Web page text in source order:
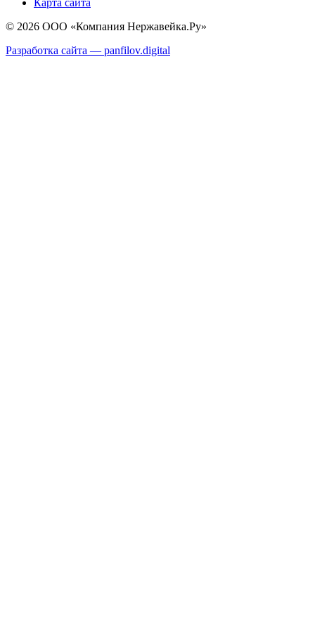
Карта сайта
© 2026 ООО «Компания Нержавейка.Ру»
Разработка сайта — panfilov.digital